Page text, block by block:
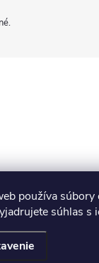
používa
súhlas s